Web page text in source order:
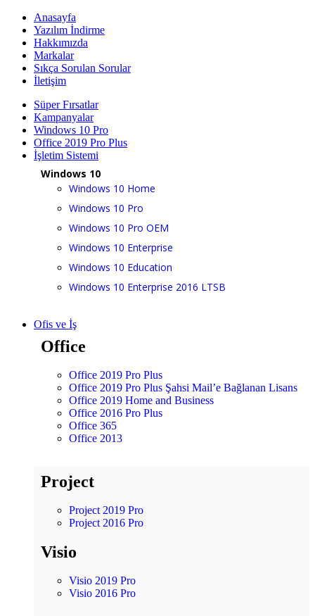
Anasayfa
Yazılım İndirme
Hakkımızda
Markalar
Sıkça Sorulan Sorular
İletişim
Süper Fırsatlar
Kampanyalar
Windows 10 Pro
Office 2019 Pro Plus
İşletim Sistemi
Windows 10
Windows 10 Home
Windows 10 Pro
Windows 10 Pro OEM
Windows 10 Enterprise
Windows 10 Education
Windows 10 Enterprise 2016 LTSB
Ofis ve İş
Office
Office 2019 Pro Plus
Office 2019 Pro Plus Şahsi Mail’e Bağlanan Lisans
Office 2019 Home and Business
Office 2016 Pro Plus
Office 365
Office 2013
Project
Project 2019 Pro
Project 2016 Pro
Visio
Visio 2019 Pro
Visio 2016 Pro